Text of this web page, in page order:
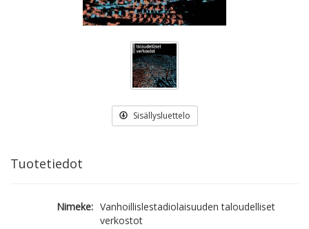
Sisällysluettelo
Tuotetiedot
Nimeke: Vanhoillislestadiolaisuuden taloudelliset
verkostot